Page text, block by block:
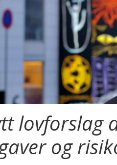
lovforslag
og